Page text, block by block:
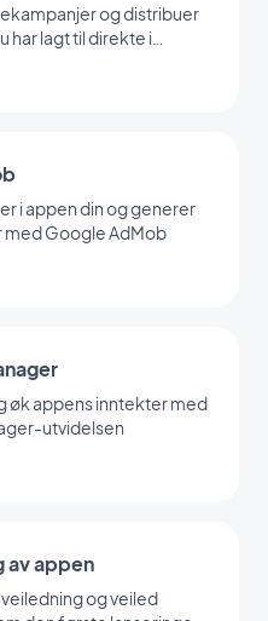
og distribuer
har lagt til direkte i
i appen din og generer
med Google AdMob
øk appens inntekter med
utvidelsen
av appen
og veiled